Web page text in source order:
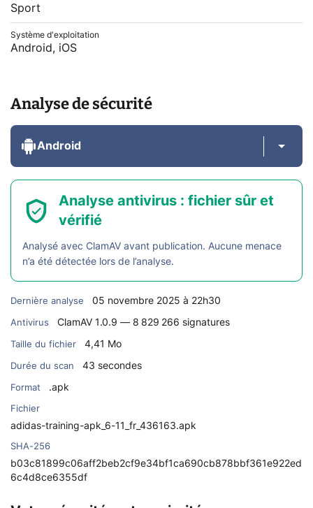
Sport
Système d'exploitation
Android, iOS
Analyse de sécurité
Android
Analyse antivirus : fichier sûr et
vérifié
Analysé avec ClamAV avant publication. Aucune menace
n’a été détectée lors de l’analyse.
Dernière analyse 05 novembre 2025 à 22h30
Antivirus ClamAV 1.0.9 — 8 829 266 signatures
Taille du fichier 4,41 Mo
Durée du scan 43 secondes
Format .apk
Fichier
adidas-training-apk_6-11_fr_436163.apk
SHA-256
b03c81899c06aff2beb2cf9e34bf1ca690cb878bbf361e922ed
6c4d8ce6355df